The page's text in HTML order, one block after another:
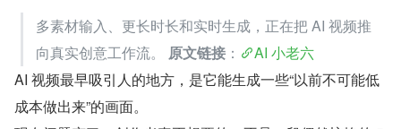
多素材输入、更长时长和实时生成，正在把 AI 视频推
向真实创意工作流。 原文链接 ：
AI 小老六
AI 视频最早吸引人的地方，是它能生成一些“以前不可能低
成本做出来”的画面。